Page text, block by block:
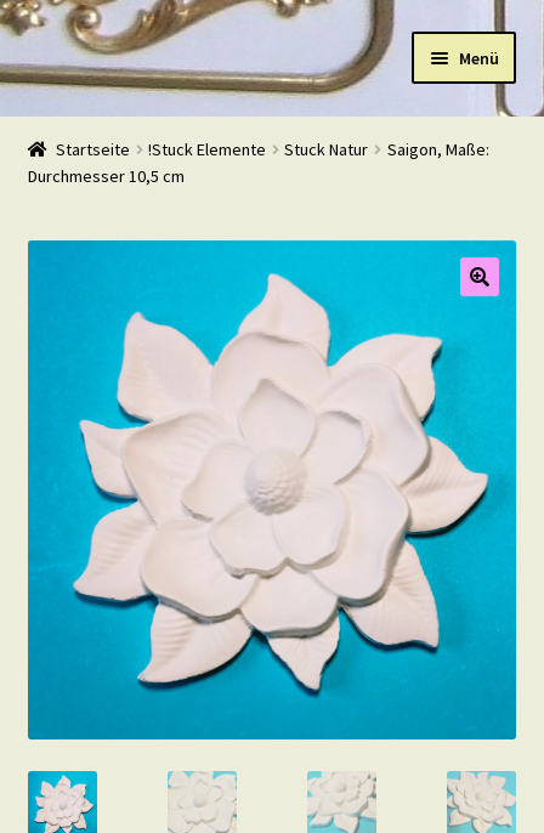
Navigation
Zum
Inhalt
Menü
Start
Shop
Warenkorb
Beispiele
Kontakt
Startseite !Stuck Elemente Stuck Natur
Saigon, Maße:
Durchmesser 10,5 cm